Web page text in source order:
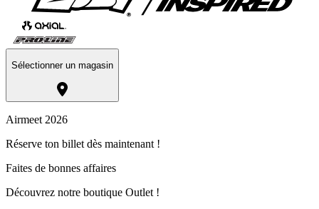
Sélectionner un magasin
Airmeet 2026
Réserve ton billet dès maintenant !
Faites de bonnes affaires
Découvrez notre boutique Outlet !